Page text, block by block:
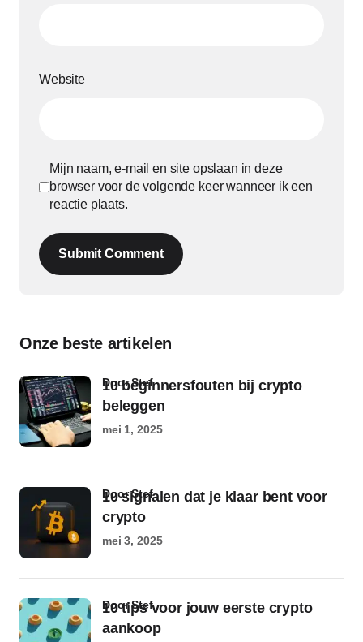
Website
Mijn naam, e-mail en site opslaan in deze
browser voor de volgende keer wanneer ik een
reactie plaats.
Submit Comment
Onze beste artikelen
10 beginnersfouten bij crypto
beleggen
door Stef
mei 1, 2025
10 signalen dat je klaar bent voor
crypto
door Stef
mei 3, 2025
10 tips voor jouw eerste crypto
aankoop
door Stef